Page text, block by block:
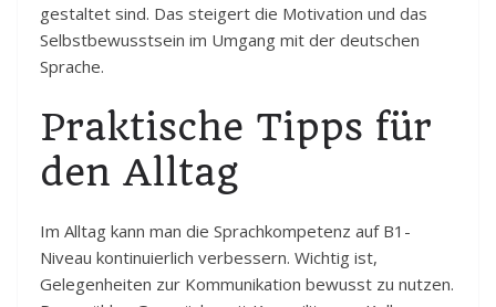
gestaltet sind. Das steigert die Motivation und das
Selbstbewusstsein im Umgang mit der deutschen
Sprache.
Praktische Tipps für
den Alltag
Im Alltag kann man die Sprachkompetenz auf B1-
Niveau kontinuierlich verbessern. Wichtig ist,
Gelegenheiten zur Kommunikation bewusst zu nutzen.